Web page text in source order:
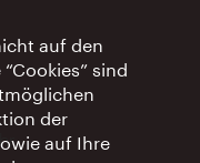
auf den
sind
der
auf Ihre